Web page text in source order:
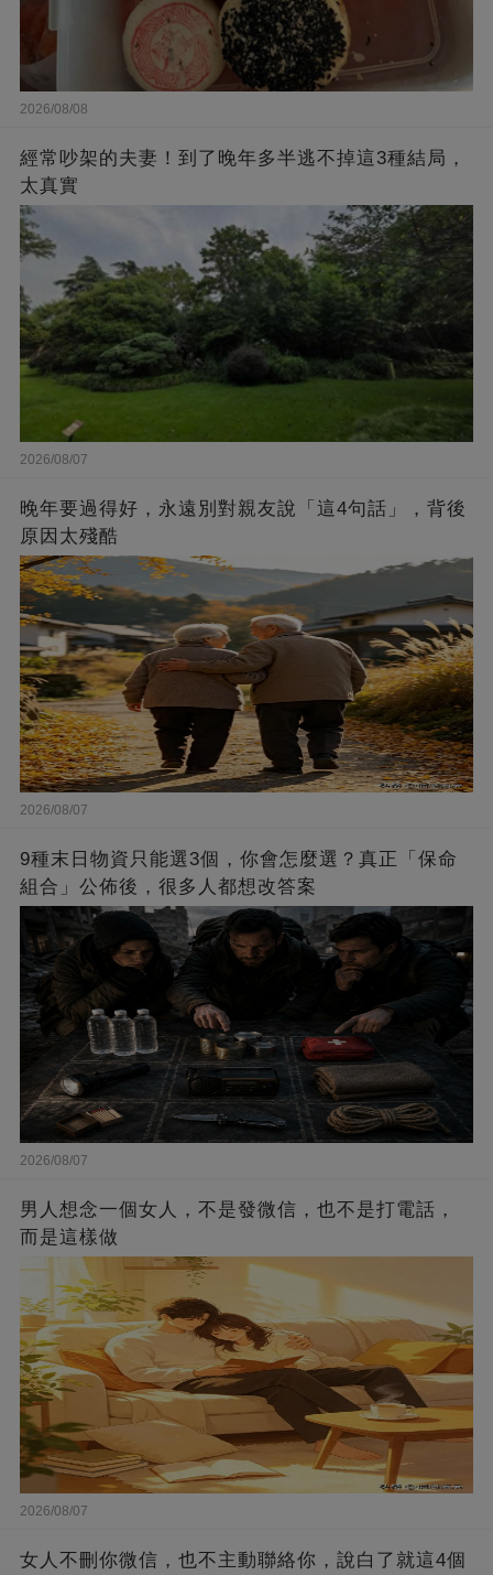
2026/08/08
經常吵架的夫妻！到了晚年多半逃不掉這3種結局，
太真實
2026/08/07
晚年要過得好，永遠別對親友說「這4句話」，背後
原因太殘酷
2026/08/07
9種末日物資只能選3個，你會怎麼選？真正「保命
組合」公佈後，很多人都想改答案
2026/08/07
男人想念一個女人，不是發微信，也不是打電話，
而是這樣做
2026/08/07
女人不刪你微信，也不主動聯絡你，說白了就這4個